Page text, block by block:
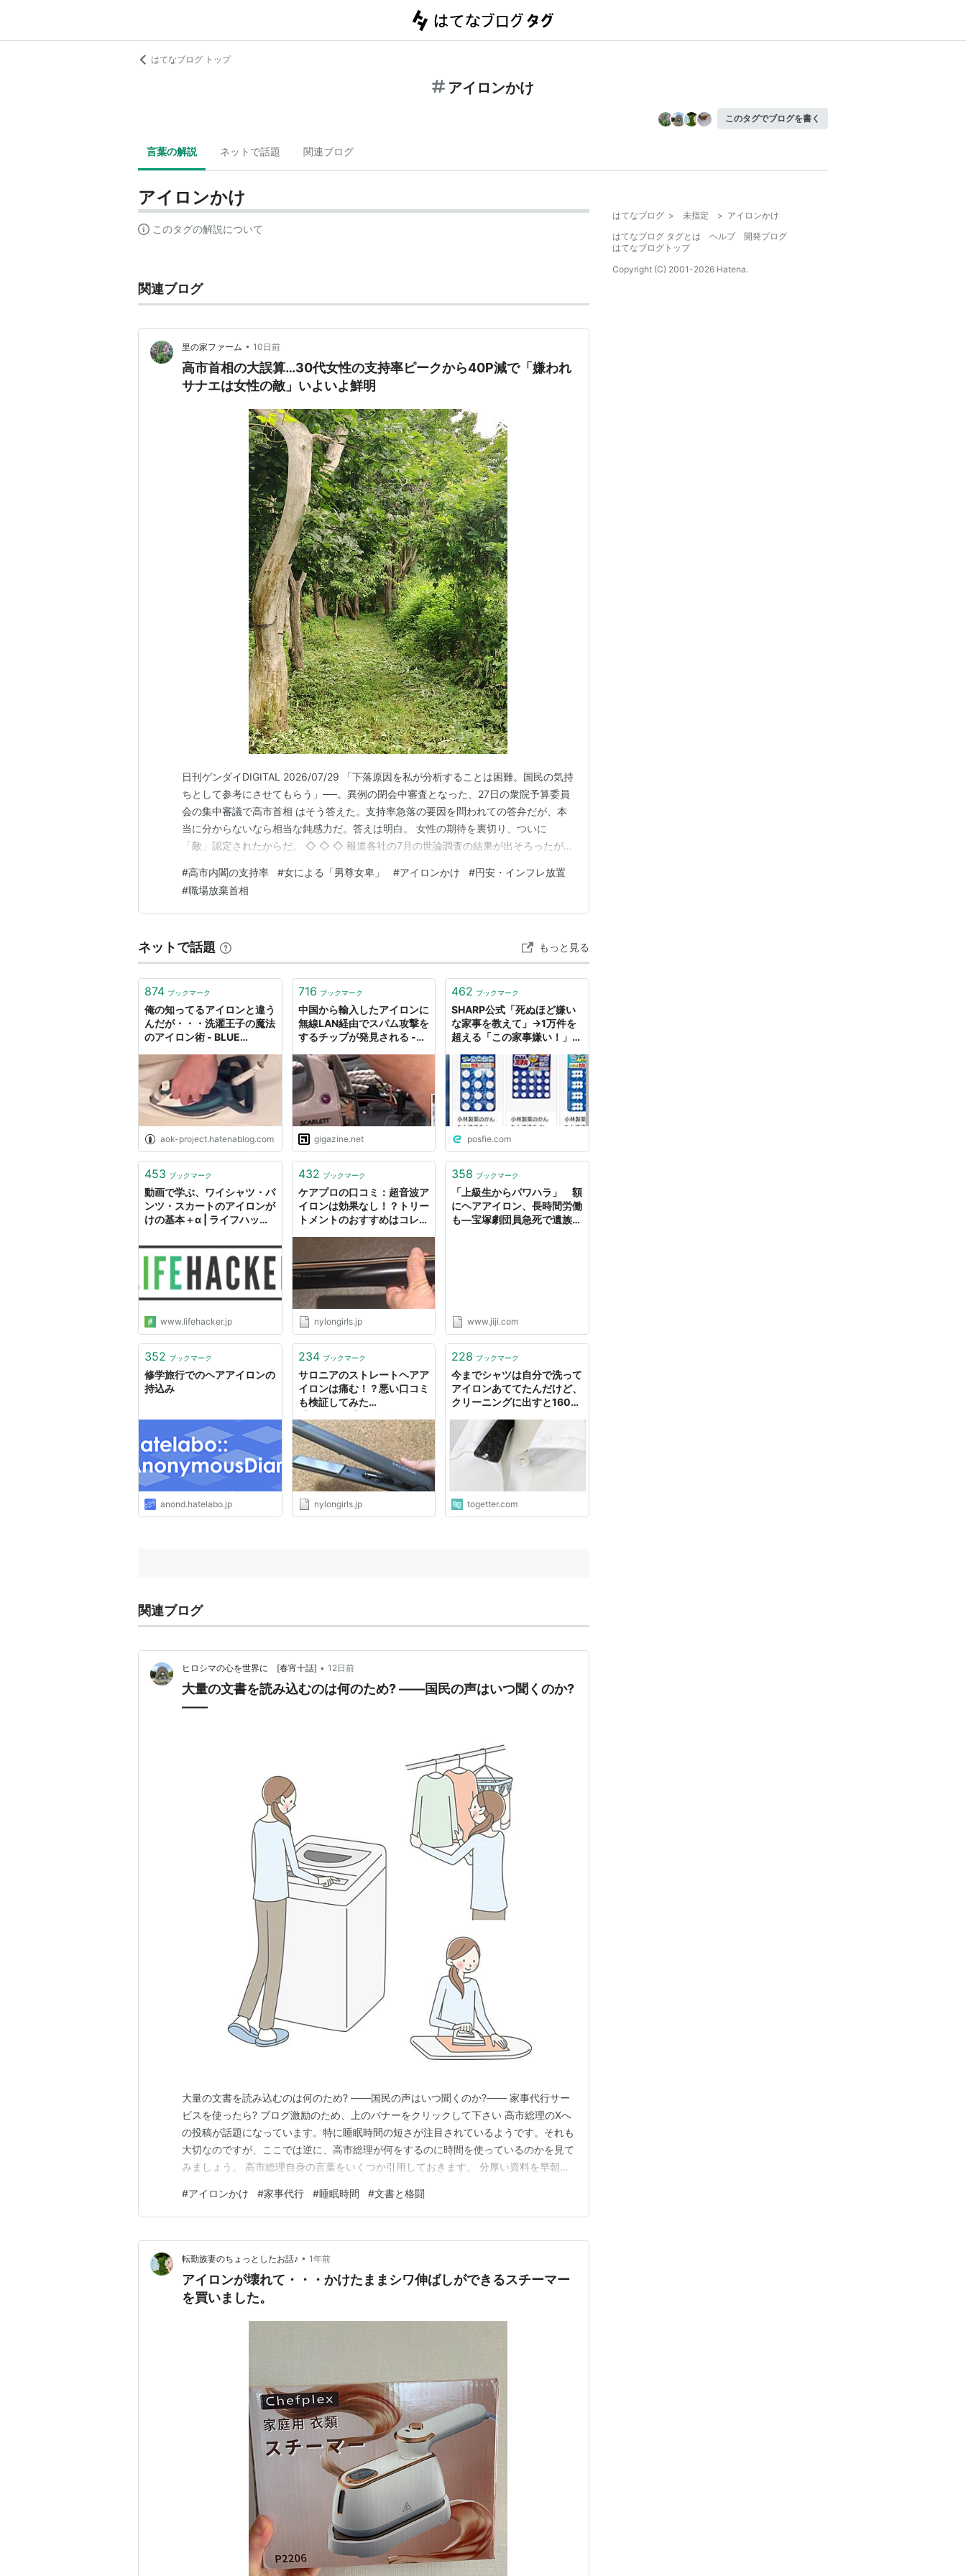
はてなブログ トップ
アイロンかけ
このタグでブログを書く
言葉の解説 ネットで話題 関連ブログ
アイロンかけ
このタグの解説について
関連ブログ
里の家ファーム • 10日前
高市首相の大誤算…30代女性の支持率ピークから40P減で「嫌われ
サナエは女性の敵」いよいよ鮮明
日刊ゲンダイDIGITAL 2026/07/29 「下落原因を私が分析することは困難。国民の気持
ちとして参考にさせてもらう」──。異例の閉会中審査となった、27日の衆院予算委員
会の集中審議で高市首相 はそう答えた。支持率急落の要因を問われての答弁だが、本
当に分からないなら相当な鈍感力だ。答えは明白。 女性の期待を裏切り、ついに
「敵」認定されたからだ。 ◇ ◇ ◇ 報道各社の7月の世論調査の結果が出そろったが、
ポイント減と下げ幅は2ケタに達し、不支持率はそれぞれ10ポイント以上増えた。 興味
深いのは結果の性別差だ。…
#高市内閣の支持率 #女による「男尊女卑」 #アイロンかけ #円安・インフレ放置
#職場放棄首相
ネットで話題 もっと見る
874 ブックマーク
俺の知ってるアイロンと違う
んだが・・・洗濯王子の魔法
のアイロン術 - BLUE
aok-project.hatenablog.com
716 ブックマーク
中国から輸入したアイロンに
無線LAN経由でスパム攻撃を
するチップが発見される -
gigazine.net
462 ブックマーク
SHARP公式「死ぬほど嫌い
な家事を教えて」→1万件を
超える「この家事嫌い！」が
ロン、ミシン…」
posfie.com
453 ブックマーク
動画で学ぶ、ワイシャツ・パ
ンツ・スカートのアイロンが
けの基本＋α | ライフハッカ
www.lifehacker.jp
432 ブックマーク
ケアプロの口コミ：超音波ア
イロンは効果なし！？トリー
トメントのおすすめはコレ！
ロンガールズ｜脱毛器と美容
家電の口コミ紹介サイト
nylongirls.jp
358 ブックマーク
「上級生からパワハラ」 額
にヘアアイロン、長時間労働
も―宝塚劇団員急死で遺族側
www.jiji.com
352 ブックマーク
修学旅行でのヘアアイロンの
持込み
anond.hatelabo.jp
234 ブックマーク
サロニアのストレートヘアア
イロンは痛む！？悪い口コミ
も検証してみた
ンガールズ｜脱毛器と美容家
電の口コミ紹介サイト
nylongirls.jp
228 ブックマーク
今までシャツは自分で洗って
アイロンあててたんだけど、
クリーニングに出すと160円
き、持ってってみたら800
円もした話
togetter.com
関連ブログ
ヒロシマの心を世界に [春宵十話] • 12日前
大量の文書を読み込むのは何のため? ――国民の声はいつ聞くのか?
――
大量の文書を読み込むのは何のため? ――国民の声はいつ聞くのか?―― 家事代行サー
ビスを使ったら? ブログ激励のため、上のバナーをクリックして下さい 高市総理のXへ
の投稿が話題になっています。特に睡眠時間の短さが注目されているようです。それも
大切なのですが、ここでは逆に、高市総理が何をするのに時間を使っているのかを見て
みましょう。 高市総理自身の言葉をいくつか引用しておきます。 分厚い資料を早朝か
資料読みやペン入れ 書類の山と格闘 3本の文書の最終案を再度読み込んだり 数千通も
溜まってしまったメール処理で それも「…
#アイロンかけ #家事代行 #睡眠時間 #文書と格闘
転勤族妻のちょっとしたお話♪ • 1年前
アイロンが壊れて・・・かけたままシワ伸ばしができるスチーマー
を買いました。
はてなブログ > 未指定 > アイロンかけ
はてなブログ タグとは
ヘルプ
開発ブログ
はてなブログトップ
Copyright (C) 2001-2026 Hatena.